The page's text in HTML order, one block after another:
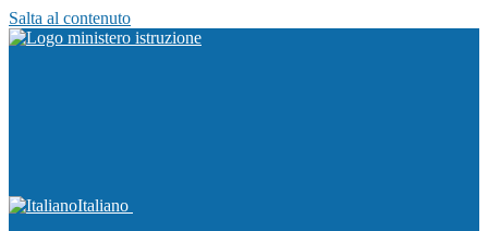
Salta al contenuto
Italiano